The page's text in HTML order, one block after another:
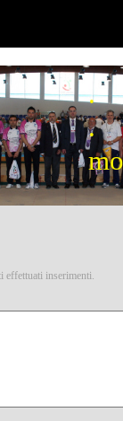
.
.
effettuati inserimenti.